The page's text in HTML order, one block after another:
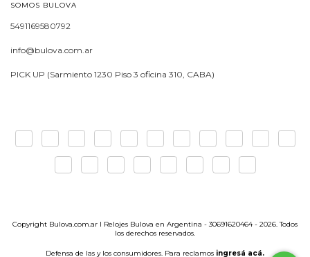
SOMOS BULOVA
5491169580792
info@bulova.com.ar
PICK UP (Sarmiento 1230 Piso 3 oficina 310, CABA)
Copyright Bulova.com.ar I Relojes Bulova en Argentina - 30691620464 - 2026. Todos